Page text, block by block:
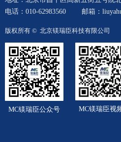
版权所有 © 北京镁瑞臣科技有限公司
电话：010-62983560 邮箱：
MC镁瑞臣公众号 MC镁瑞臣视